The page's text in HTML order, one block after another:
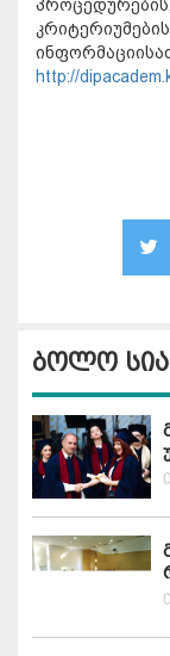
http://
ბოლო